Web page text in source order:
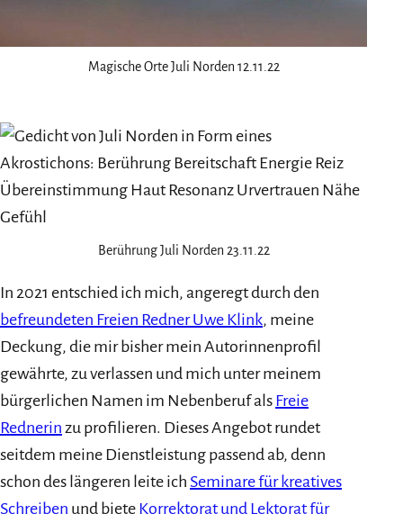
Magische Orte Juli Norden 12.11.22
Berührung Juli Norden 23.11.22
In 2021 entschied ich mich, angeregt durch den
befreundeten Freien Redner Uwe Klink, meine
Deckung, die mir bisher mein Autorinnenprofil
gewährte, zu verlassen und mich unter meinem
bürgerlichen Namen im Nebenberuf als Freie
Rednerin zu profilieren. Dieses Angebot rundet
seitdem meine Dienstleistung passend ab, denn
schon des längeren leite ich Seminare für kreatives
Schreiben und biete Korrektorat und Lektorat für